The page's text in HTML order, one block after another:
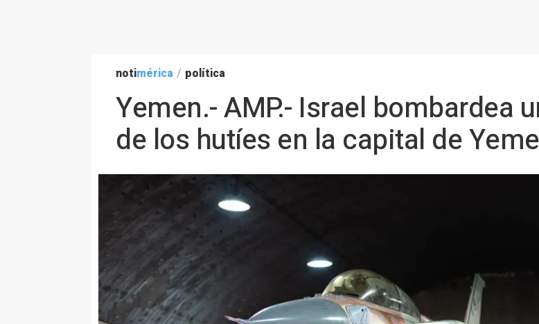
notimérica / política
Yemen.- AMP.- Israel bombardea
de los hutíes en la capital de